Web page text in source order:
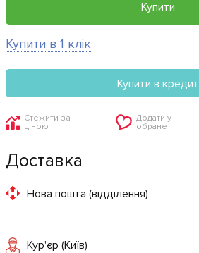
Купити
Купити в 1 клік
Купити в кредит
Стежити за
ціною
Додати у
обране
Доставка
Нова пошта (відділення)
Кур'єр (Київ)